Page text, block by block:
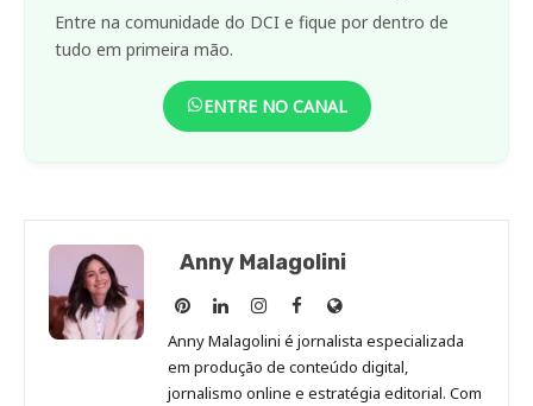
Entre na comunidade do DCI e fique por dentro de
tudo em primeira mão.
ENTRE NO CANAL
Anny Malagolini
Anny
Malagolini
no
Pinterest
Anny
Malagolini
no
LinkedIn
Anny
Malagolini
no
Instagram
Anny
Malagolini
no
Facebook
Site
de
Anny
Malagolini
Anny Malagolini é jornalista especializada
em produção de conteúdo digital,
jornalismo online e estratégia editorial. Com